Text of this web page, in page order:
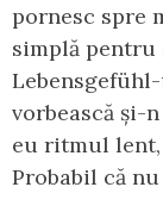
pornesc spre
simplă pentru
vorbească și-
eu ritmul
Probabil că